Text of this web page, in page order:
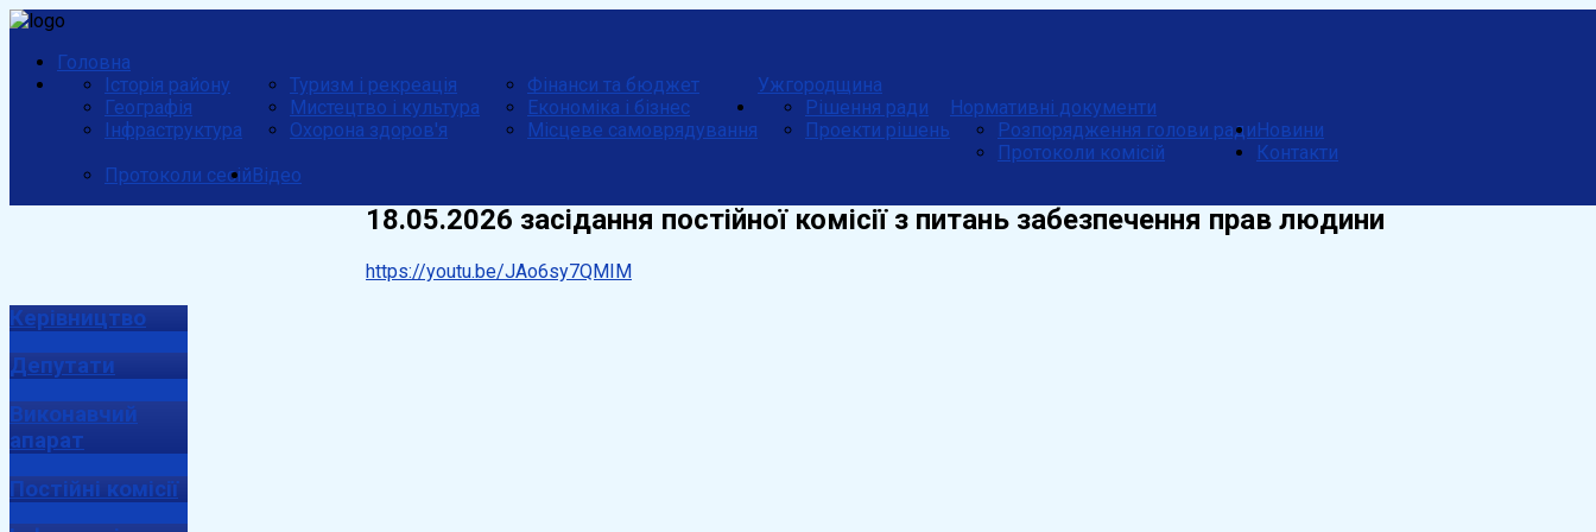
Головна
Ужгородщина
Історія району
Географія
Інфраструктура
Туризм і рекреація
Мистецтво і культура
Охорона здоров'я
Фінанси та бюджет
Економіка і бізнес
Місцеве самоврядування
Нормативні документи
Рішення ради
Проекти рішень
Розпорядження голови ради
Протоколи комісій
Протоколи сесій
Новини
Контакти
Відео
18.05.2026 засідання постійної комісії з питань забезпечення прав людини
https://youtu.be/JAo6sy7QMIM
Керівництво
Депутати
Виконавчий
апарат
Постійні комісії